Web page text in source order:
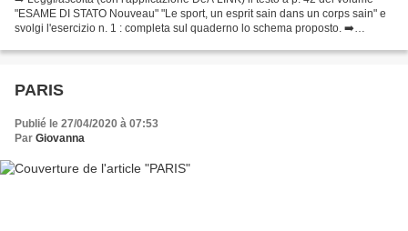
"ESAME DI STATO Nouveau" "Le sport, un esprit sain dans un corps sain" e
svolgi l'esercizio n. 1 : completa sul quaderno lo schema proposto. ➡️
PARIS
Publié le 27/04/2020 à 07:53
Par Giovanna